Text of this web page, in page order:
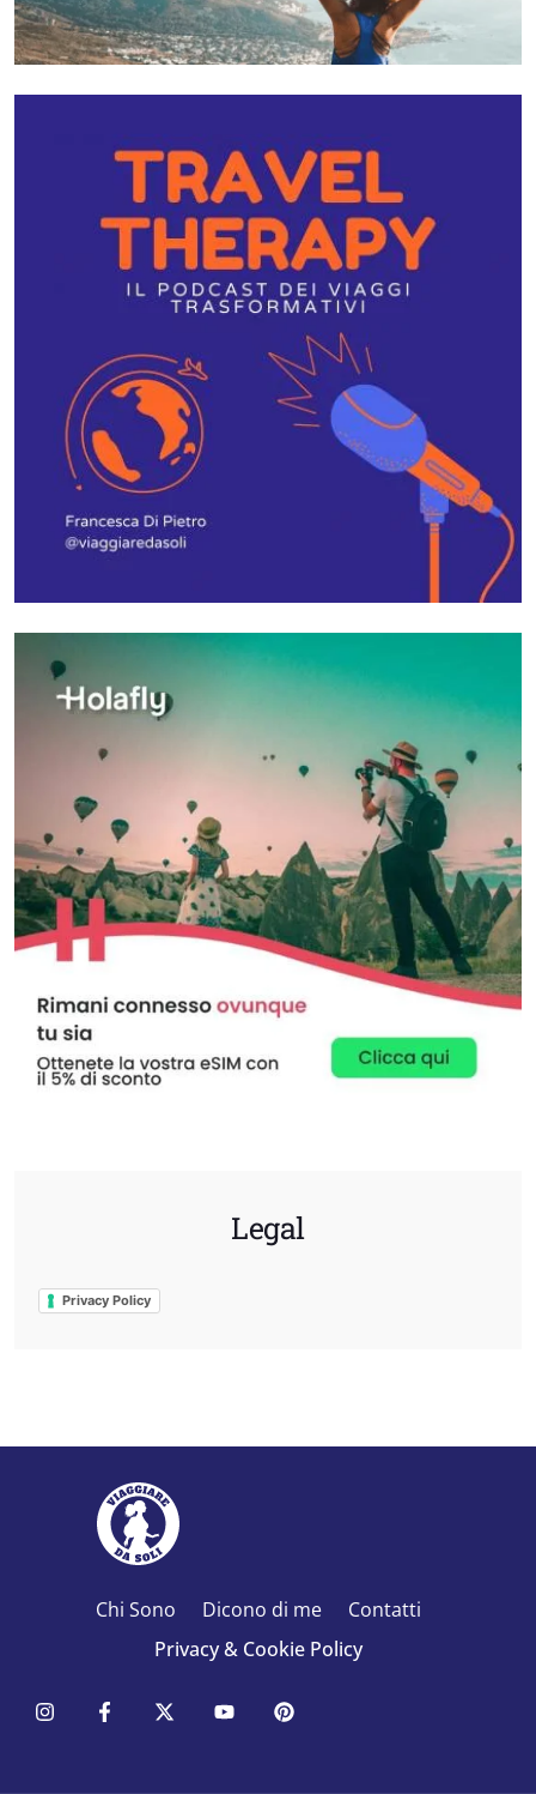
Legal
Privacy Policy
Chi Sono Dicono di me
Contatti
Privacy & Cookie Policy